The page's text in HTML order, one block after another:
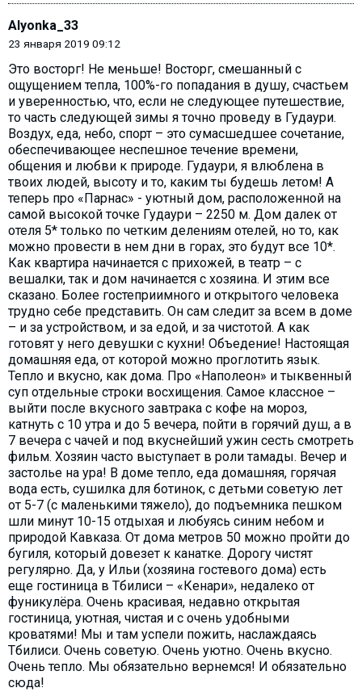
Alyonka_33
23 января 2019 09:12
Это восторг! Не меньше! Восторг, смешанный с
ощущением тепла, 100%-го попадания в душу, счастьем
и уверенностью, что, если не следующее путешествие,
то часть следующей зимы я точно проведу в Гудаури.
Воздух, еда, небо, спорт – это сумасшедшее сочетание,
обеспечивающее неспешное течение времени,
общения и любви к природе. Гудаури, я влюблена в
твоих людей, высоту и то, каким ты будешь летом! А
теперь про «Парнас» - уютный дом, расположенной на
самой высокой точке Гудаури – 2250 м. Дом далек от
отеля 5* только по четким делениям отелей, но то, как
можно провести в нем дни в горах, это будут все 10*.
Как квартира начинается с прихожей, в театр – с
вешалки, так и дом начинается с хозяина. И этим все
сказано. Более гостеприимного и открытого человека
трудно себе представить. Он сам следит за всем в доме
– и за устройством, и за едой, и за чистотой. А как
готовят у него девушки с кухни! Объедение! Настоящая
домашняя еда, от которой можно проглотить язык.
Тепло и вкусно, как дома. Про «Наполеон» и тыквенный
суп отдельные строки восхищения. Самое классное –
выйти после вкусного завтрака с кофе на мороз,
катнуть с 10 утра и до 5 вечера, пойти в горячий душ, а в
7 вечера с чачей и под вкуснейший ужин сесть смотреть
фильм. Хозяин часто выступает в роли тамады. Вечер и
застолье на ура! В доме тепло, еда домашняя, горячая
вода есть, сушилка для ботинок, с детьми советую лет
от 5-7 (с маленькими тяжело), до подъемника пешком
шли минут 10-15 отдыхая и любуясь синим небом и
природой Кавказа. От дома метров 50 можно пройти до
бугиля, который довезет к канатке. Дорогу чистят
регулярно. Да, у Ильи (хозяина гостевого дома) есть
еще гостиница в Тбилиси – «Кенари», недалеко от
фуникулёра. Очень красивая, недавно открытая
гостиница, уютная, чистая и с очень удобными
кроватями! Мы и там успели пожить, наслаждаясь
Тбилиси. Очень советую. Очень уютно. Очень вкусно.
Очень тепло. Мы обязательно вернемся! И обязательно
сюда!